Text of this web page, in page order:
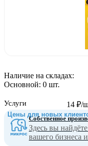
14 ₽/
Цены для новых
Наличие на складах:
Основной: 0 шт.
Услуги
Собственное
Здесь вы
вашего бизнеса